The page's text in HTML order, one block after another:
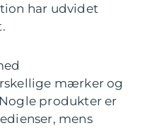
har udvidet
mærker og
produkter er
mens